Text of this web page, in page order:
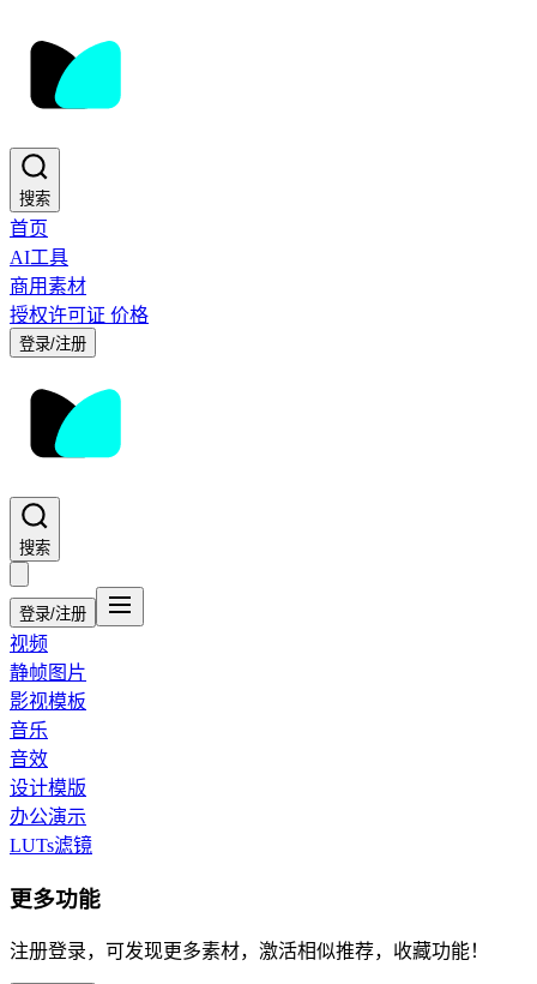
搜索
首页
AI工具
商用素材
授权许可证 价格
登录/注册
搜索
登录/注册
视频
静帧图片
影视模板
音乐
音效
设计模版
办公演示
LUTs滤镜
更多功能
注册登录，可发现更多素材，激活相似推荐，收藏功能！